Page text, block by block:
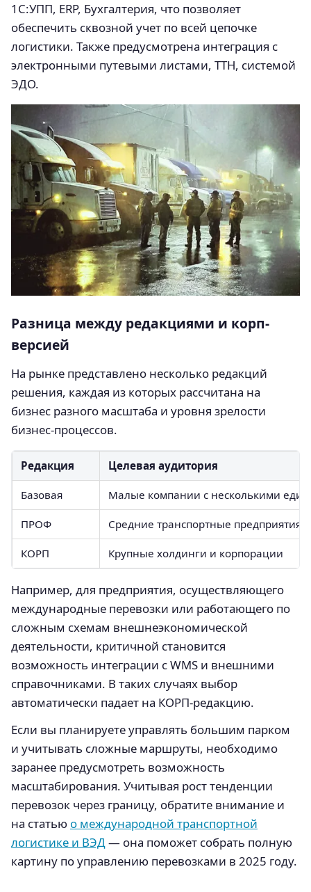
1С:УПП, ERP, Бухгалтерия, что позволяет
обеспечить сквозной учет по всей цепочке
логистики. Также предусмотрена интеграция с
электронными путевыми листами, ТТН, системой
ЭДО.
Разница между редакциями и корп-
версией
На рынке представлено несколько редакций
решения, каждая из которых рассчитана на
бизнес разного масштаба и уровня зрелости
бизнес-процессов.
Редакция Целевая аудитория
Базовая Малые компании с несколькими
ПРОФ Средние транспортные предприятия
КОРП Крупные холдинги и корпорации
Например, для предприятия, осуществляющего
международные перевозки или работающего по
сложным схемам внешнеэкономической
деятельности, критичной становится
возможность интеграции с WMS и внешними
справочниками. В таких случаях выбор
автоматически падает на КОРП-редакцию.
Если вы планируете управлять большим парком
и учитывать сложные маршруты, необходимо
заранее предусмотреть возможность
масштабирования. Учитывая рост тенденции
перевозок через границу, обратите внимание и
на статью о международной транспортной
логистике и ВЭД— она поможет собрать полную
картину по управлению перевозками в 2025 году.